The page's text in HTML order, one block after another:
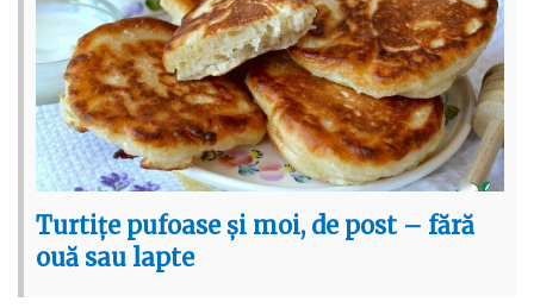
Turtițe pufoase și moi, de post – fără
ouă sau lapte